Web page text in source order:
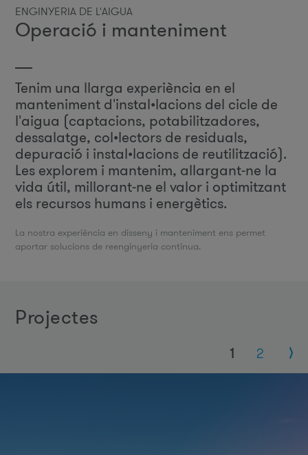
ENGINYERIA DE L'AIGUA
Operació i manteniment
Tenim una llarga experiència en el
manteniment d'instal•lacions del cicle de
l'aigua (captacions, potabilitzadores,
dessalatge, col•lectors de residuals,
depuració i instal•lacions de reutilització).
Les explorem i mantenim, allargant-ne la
vida útil, millorant-ne el valor i optimitzant
els recursos humans i energètics.
La nostra experiència en disseny i manteniment ens permet
aportar solucions de reenginyeria continua.
projectes
1 2